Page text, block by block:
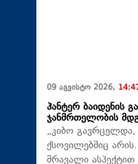
09 აგვისტო 2026,
ჰანტერ ბაიდენის
ჯანმრთელობის
„კიბო გავრცელდა,
ქსოვილებშიც
მრავალი